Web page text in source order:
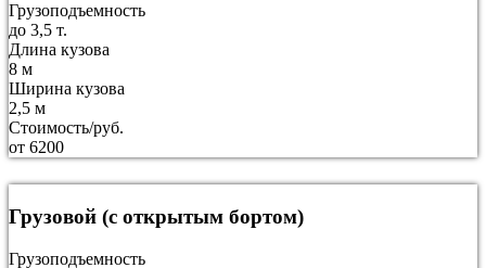
Грузоподъемность
до 3,5 т.
Длина кузова
8 м
Ширина кузова
2,5 м
Стоимость/руб.
от 6200
Грузовой (с открытым бортом)
Грузоподъемность